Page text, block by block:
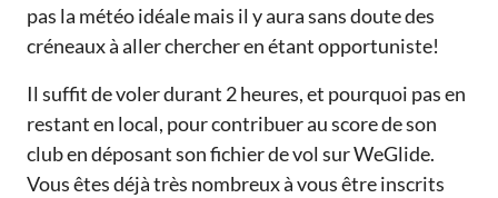
pas la météo idéale mais il y aura sans doute des
créneaux à aller chercher en étant opportuniste!
Il suffit de voler durant 2 heures, et pourquoi pas en
restant en local, pour contribuer au score de son
club en déposant son fichier de vol sur WeGlide.
Vous êtes déjà très nombreux à vous être inscrits